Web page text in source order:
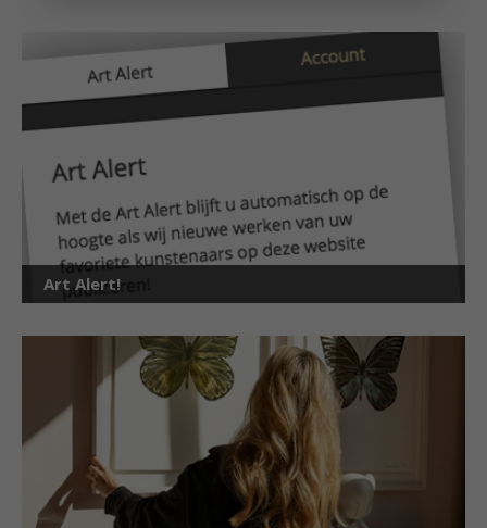
Art Alert!